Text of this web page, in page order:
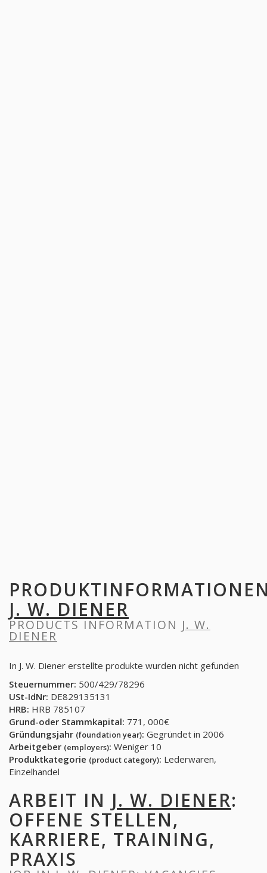
J. W. DIENER
PRODUCTS INFORMATION J. W.
DIENER
In J. W. Diener erstellte produkte wurden nicht gefunden
Steuernummer: 500/429/78296
USt-IdNr: DE829135131
HRB: HRB 785107
Grund-oder Stammkapital: 771, 000€
Gründungsjahr (foundation year): Gegründet in 2006
Arbeitgeber (employers): Weniger 10
Produktkategorie (product category): Lederwaren,
Einzelhandel
ARBEIT IN J. W. DIENER:
OFFENE STELLEN,
KARRIERE, TRAINING,
PRAXIS